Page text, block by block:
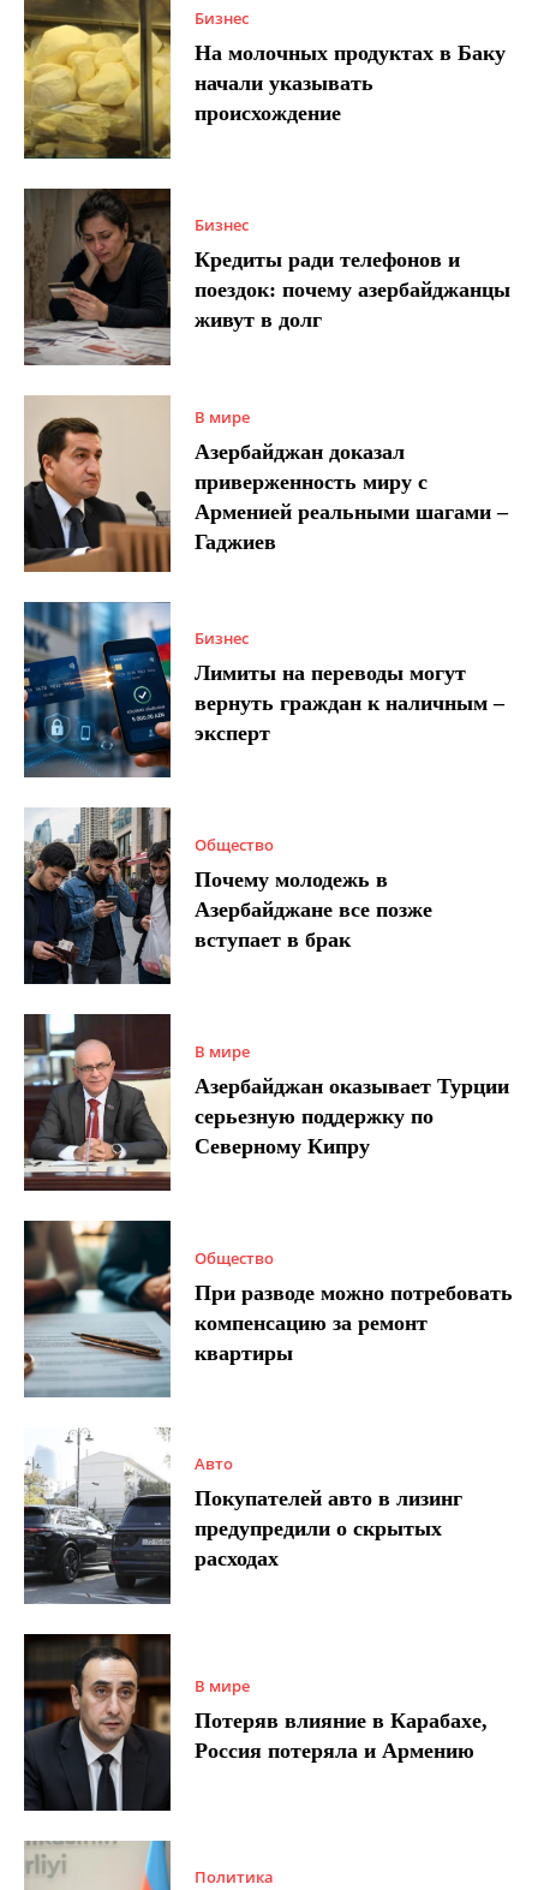
Бизнес
На молочных продуктах в Баку
начали указывать
происхождение
Бизнес
Кредиты ради телефонов и
поездок: почему азербайджанцы
живут в долг
В мире
Азербайджан доказал
приверженность миру с
Арменией реальными шагами –
Гаджиев
Бизнес
Лимиты на переводы могут
вернуть граждан к наличным –
эксперт
Общество
Почему молодежь в
Азербайджане все позже
вступает в брак
В мире
Азербайджан оказывает Турции
серьезную поддержку по
Северному Кипру
Общество
При разводе можно потребовать
компенсацию за ремонт
квартиры
Авто
Покупателей авто в лизинг
предупредили о скрытых
расходах
В мире
Потеряв влияние в Карабахе,
Россия потеряла и Армению
Политика